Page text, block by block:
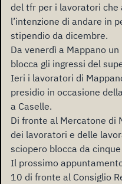
del tfr per i lavoratori che
l’intenzione di andare in
stipendio da dicembre.
Da venerdì a Mappano
blocca gli ingressi del
Ieri i lavoratori di
presidio in occasione
a Caselle.
Di fronte al Mercatone di
dei lavoratori e delle
sciopero blocca da
Il prossimo
10 di fronte al Consiglio